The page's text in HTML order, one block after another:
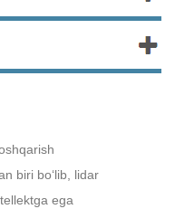
biri boʻlib, lidar
ega